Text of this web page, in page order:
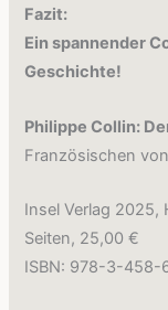
Fazit:
Ein spannender
Geschichte!
Philippe Collin:
Französischen
Insel Verlag 2025,
Seiten, 25,00 €
ISBN: 978-3-458-